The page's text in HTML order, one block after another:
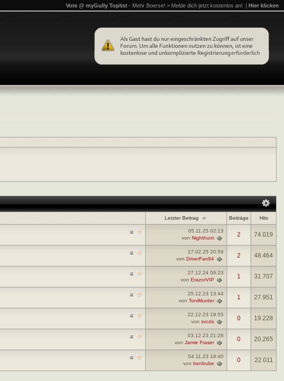
Vote @ myGully Toplist - Mehr Boerse! > Melde dich jetzt kostenlos an! | Hier klicken
Letzter Beitrag Beiträge Hits
05.11.25 02:13
von Nighthunt 2 74.019
17.02.25 20:59
von DriverFan84 2 48.464
27.12.24 09:23
von ErazorVIP 1 31.707
25.12.23 13:44
von ToniMurder 1 27.951
22.12.23 19:55
von svcds 0 19.228
03.12.23 21:28
von Jamie Fraser 0 20.265
04.11.23 18:40
von benbube 0 22.011